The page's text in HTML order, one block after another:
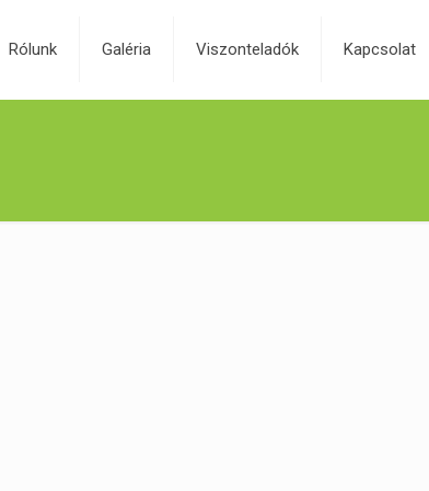
Rólunk Galéria Viszonteladók Kapcsolat